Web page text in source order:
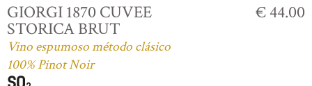
GIORGI 1870 CUVEE
STORICA BRUT
Vino espumoso método clásico
100% Pinot Noir
€ 44.00